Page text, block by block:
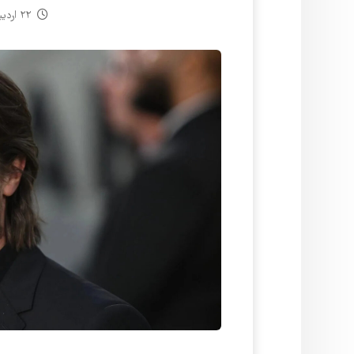
۲۲ اردیبهشت ۱۴۰۵